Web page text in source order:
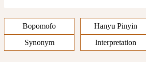
Bopomofo
Hanyu Pinyin
Synonym
Interpretation